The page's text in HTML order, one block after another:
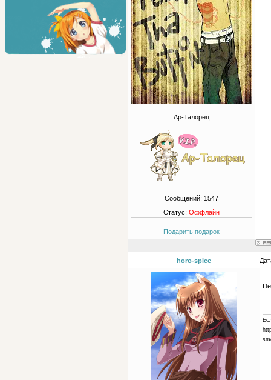
Ар-Талорец
Сообщений: 1547
Статус:Оффлайн
Подарить подарок
horo-spice